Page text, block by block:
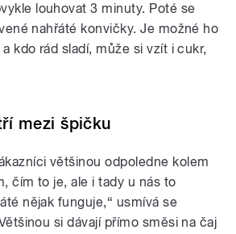
louhovat 3 minuty. Poté se
nahřáté konvičky. Je možné ho
kdo rád sladí, může si vzít i cukr,
mezi špičku
většinou odpoledne kolem
čím to je, ale i tady u nás to
nějak funguje,“ usmívá se
si dávají přímo směsi na čaj